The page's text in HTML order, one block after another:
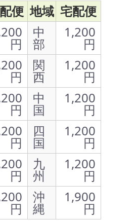
便 地域 宅配便
円
中
部
1,200
円
円
関
西
1,200
円
円
中
国
1,200
円
円
四
国
1,200
円
円
九
州
1,200
円
円
沖
縄
1,900
円